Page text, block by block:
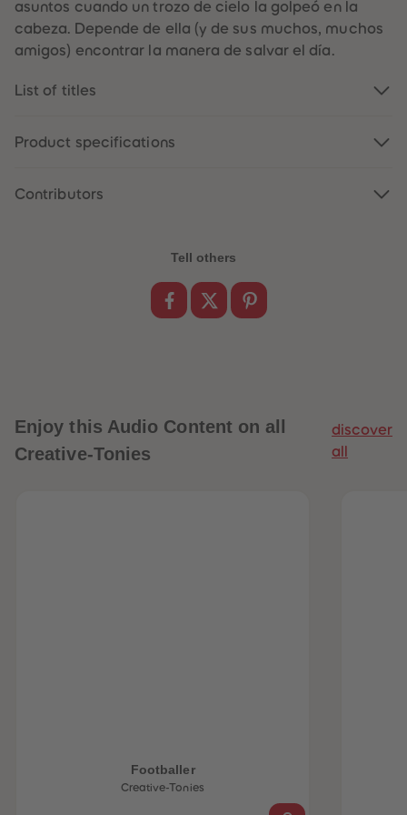
asuntos cuando un trozo de cielo la golpeó en la
cabeza. Depende de ella (y de sus muchos, muchos
amigos) encontrar la manera de salvar el día.
List of titles
Product specifications
Contributors
Tell others
Enjoy this Audio Content on all
Creative-Tonies
discover
all
Footballer
Creative-Tonies